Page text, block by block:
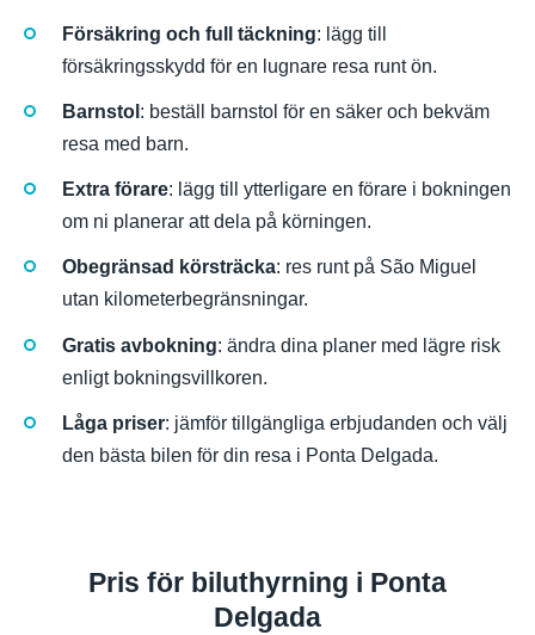
Försäkring och full täckning: lägg till
försäkringsskydd för en lugnare resa runt ön.
Barnstol : beställ barnstol för en säker och bekväm
resa med barn.
Extra förare: lägg till ytterligare en förare i bokningen
om ni planerar att dela på körningen.
Obegränsad körsträcka: res runt på São Miguel
utan kilometerbegränsningar.
Gratis avbokning: ändra dina planer med lägre risk
enligt bokningsvillkoren.
Låga priser: jämför tillgängliga erbjudanden och välj
den bästa bilen för din resa i Ponta Delgada.
Pris för biluthyrning i Ponta
Delgada